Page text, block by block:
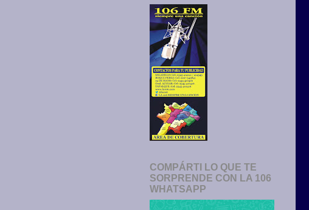
COMPÁRTI LO QUE TE
SORPRENDE CON LA 106
WHATSAPP